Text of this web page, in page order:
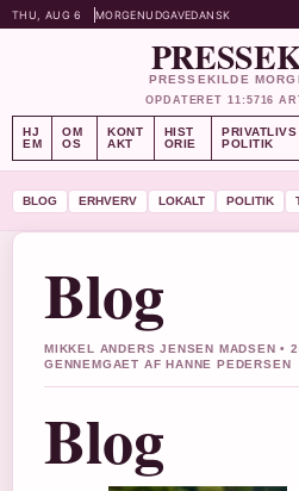
THU, AUG 6 MORGENUDGAVEDANSK
PRESSEKILDE
OPDATERET 11:5716
HJ
EM
OM
OS
KONT
AKT
HIST
ORIE
PRIVATLIVS
POLITIK
BLOG ERHVERV LOKALT POLITIK
Blog
MIKKEL ANDERS JENSEN MADSEN •
GENNEMGAET AF HANNE PEDERSEN
Blog